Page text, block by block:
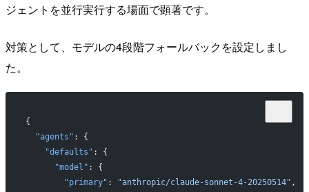
ジェントを並行実行する場面で顕著です。
対策として、モデルの4段階フォールバックを設定しまし
た。
{
  "agents"
: {
    "defaults"
: {
      "model"
: {
        "primary"
: "anthropic/claude-sonnet-4-20250514" ,